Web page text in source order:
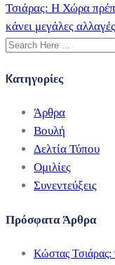
Τσιάρας: Η Χώρα
κάνει μεγάλες αλλαγές
Kατηγορίες
Άρθρα
Βουλή
Δελτία Τύπου
Ομιλίες
Συνεντεύξεις
Πρόσφατα Άρθρα
Κώστας Τσιάρας: